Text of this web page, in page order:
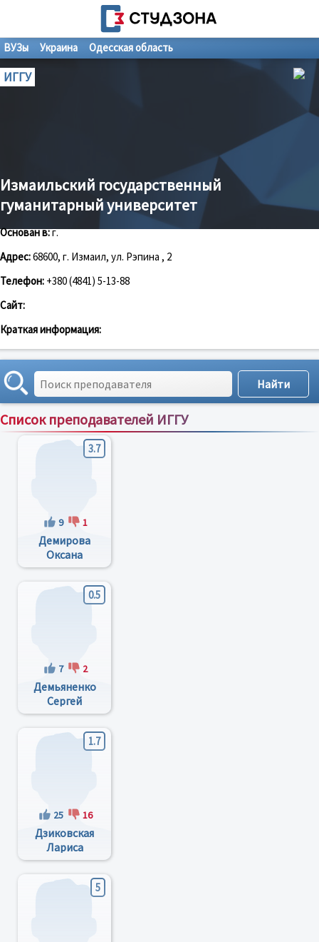
ВУЗы Украина Одесская область
ИГГУ
Измаильский государственный
гуманитарный университет
Основан в:г.
Адрес:68600, г. Измаил, ул. Рэпина , 2
Телефон: +380 (4841) 5-13-88
Сайт:
Краткая информация:
Список преподавателей ИГГУ
Сортировка по:имени;рейтингу;отзывам
3.7
9 1
Демирова
Оксана
Петровна
0.5
7 2
Демьяненко
Сергей
Касьянович
1.7
25 16
Дзиковская
Лариса
Николаевна
5